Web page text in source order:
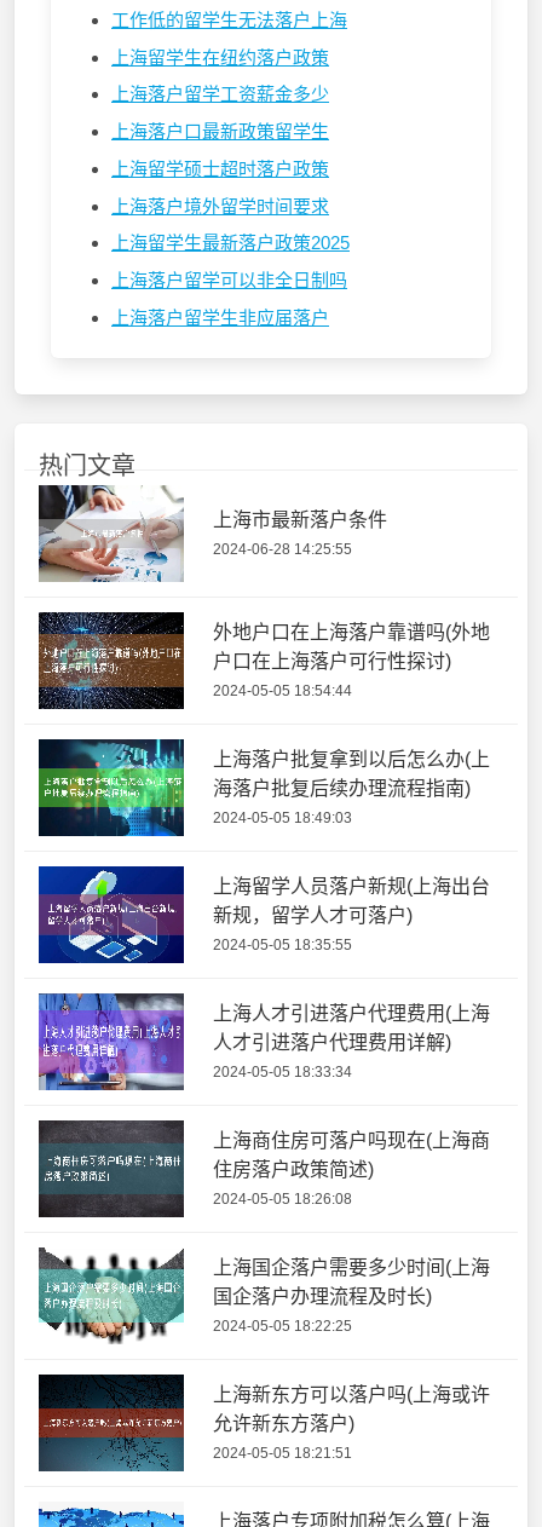
工作低的留学生无法落户上海
上海留学生在纽约落户政策
上海落户留学工资薪金多少
上海落户口最新政策留学生
上海留学硕士超时落户政策
上海落户境外留学时间要求
上海留学生最新落户政策2025
上海落户留学可以非全日制吗
上海落户留学生非应届落户
热门文章
上海市最新落户条件
2024-06-28 14:25:55
外地户口在上海落户靠谱吗(外地
户口在上海落户可行性探讨)
2024-05-05 18:54:44
上海落户批复拿到以后怎么办(上
海落户批复后续办理流程指南)
2024-05-05 18:49:03
上海留学人员落户新规(上海出台
新规，留学人才可落户)
2024-05-05 18:35:55
上海人才引进落户代理费用(上海
人才引进落户代理费用详解)
2024-05-05 18:33:34
上海商住房可落户吗现在(上海商
住房落户政策简述)
2024-05-05 18:26:08
上海国企落户需要多少时间(上海
国企落户办理流程及时长)
2024-05-05 18:22:25
上海新东方可以落户吗(上海或许
允许新东方落户)
2024-05-05 18:21:51
上海落户专项附加税怎么算(上海